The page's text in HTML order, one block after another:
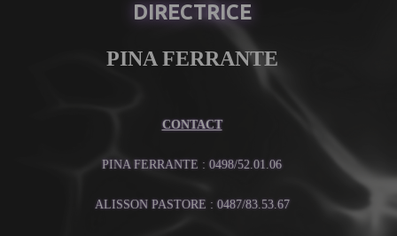
DIRECTRICE
PINA FERRANTE
CONTACT
PINA FERRANTE : 0498/52.01.06
ALISSON PASTORE : 0487/83.53.67